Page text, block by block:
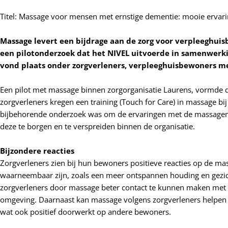
Titel: Massage voor mensen met ernstige dementie: mooie
Massage levert een bijdrage aan de zorg voor
een pilotonderzoek dat het NIVEL uitvoerde in
vond plaats onder zorgverleners, verpleeghuisbewoners
Een pilot met massage binnen zorgorganisatie Laurens,
zorgverleners kregen een training (Touch for Care) in massage
bijbehorende onderzoek was om de ervaringen met de
deze te borgen en te verspreiden binnen de organisatie.
Bijzondere reacties
Zorgverleners zien bij hun bewoners positieve reacties op de
waarneembaar zijn, zoals een meer ontspannen houding en
zorgverleners door massage beter contact te kunnen maken
omgeving. Daarnaast kan massage volgens zorgverleners
wat ook positief doorwerkt op andere bewoners.